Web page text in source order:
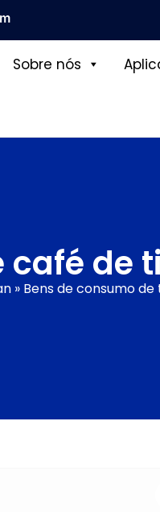
Sobre nós
café de
» Bens de consumo